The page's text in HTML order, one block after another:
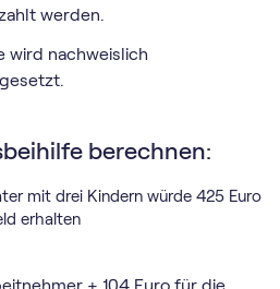
werden.
wird nachweislich
berechnen:
mit drei Kindern würde 425 Euro
erhalten
+ 104 Euro für die